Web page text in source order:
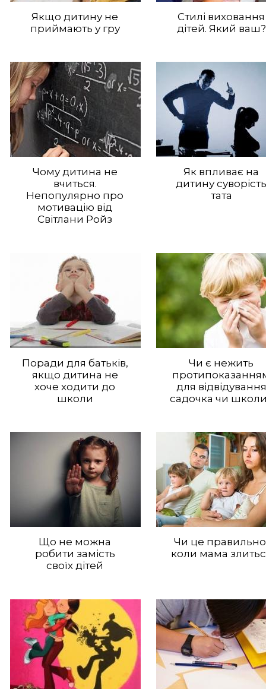
Якщо дитину не
приймають у гру
Стилі виховання
дітей. Який ваш?
Чому дитина не
вчиться.
Непопулярно про
мотивацію від
Світлани Ройз
Як впливає на
дитину
тата
Поради для батьків,
якщо дитина не
хоче ходити до
школи
Чи є нежить
для відвідування
садочка чи
Що не можна
робити замість
своїх дітей
Чи це
коли мама